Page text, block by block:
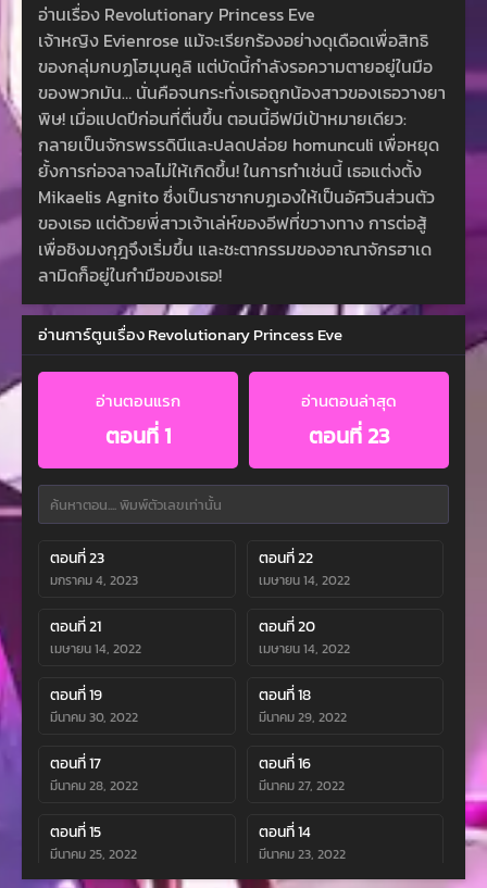
อ่านเรื่อง Revolutionary Princess Eve
เจ้าหญิง Evienrose แม้จะเรียกร้องอย่างดุเดือดเพื่อสิทธิ
ของกลุ่มกบฏโฮมุนคูลิ แต่บัดนี้กำลังรอความตายอยู่ในมือ
ของพวกมัน… นั่นคือจนกระทั่งเธอถูกน้องสาวของเธอวางยา
พิษ! เมื่อแปดปีก่อนที่ตื่นขึ้น ตอนนี้อีฟมีเป้าหมายเดียว:
กลายเป็นจักรพรรดินีและปลดปล่อย homunculi เพื่อหยุด
ยั้งการก่อจลาจลไม่ให้เกิดขึ้น! ในการทำเช่นนี้ เธอแต่งตั้ง
Mikaelis Agnito ซึ่งเป็นราชากบฏเองให้เป็นอัศวินส่วนตัว
ของเธอ แต่ด้วยพี่สาวเจ้าเล่ห์ของอีฟที่ขวางทาง การต่อสู้
เพื่อชิงมงกุฎจึงเริ่มขึ้น และชะตากรรมของอาณาจักรฮาเด
ลามิดก็อยู่ในกำมือของเธอ!
อ่านการ์ตูนเรื่อง Revolutionary Princess Eve
อ่านตอนแรก
ตอนที่ 1
อ่านตอนล่าสุด
ตอนที่ 23
ตอนที่ 23
มกราคม 4, 2023
ตอนที่ 22
เมษายน 14, 2022
ตอนที่ 21
เมษายน 14, 2022
ตอนที่ 20
เมษายน 14, 2022
ตอนที่ 19
มีนาคม 30, 2022
ตอนที่ 18
มีนาคม 29, 2022
ตอนที่ 17
มีนาคม 28, 2022
ตอนที่ 16
มีนาคม 27, 2022
ตอนที่ 15
มีนาคม 25, 2022
ตอนที่ 14
มีนาคม 23, 2022